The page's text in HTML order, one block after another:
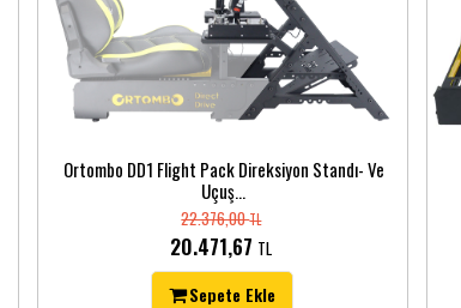
Ortombo DD1 Flight Pack Direksiyon Standı- Ve
Uçuş...
22.376,00TL
20.471,67 TL
Sepete Ekle